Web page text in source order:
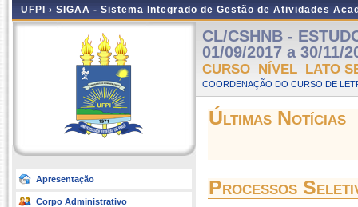
UFPI › SIGAA - Sistema Integrado de Gestão de Atividades
Apresentação
Corpo Administrativo
CL/CSHNB -
01/09/2017 a 30/11/
CURSO NÍVEL LATO
COORDENAÇÃO DO CURSO DE
Últimas Notícias
Processos